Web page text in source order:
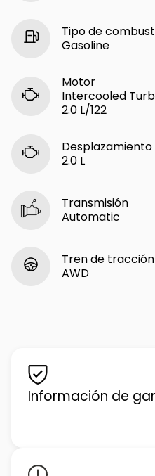
Tipo de
Gasoline
Motor
Intercooled
2.0 L/122
2.0 L
Transmisión
Automatic
Tren de tracción
AWD
Información de